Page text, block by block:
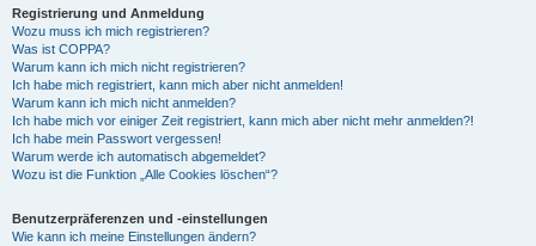
Registrierung und Anmeldung
Wozu muss ich mich registrieren?
Was ist COPPA?
Warum kann ich mich nicht registrieren?
Ich habe mich registriert, kann mich aber nicht anmelden!
Warum kann ich mich nicht anmelden?
Ich habe mich vor einiger Zeit registriert, kann mich aber nicht mehr anmelden?!
Ich habe mein Passwort vergessen!
Warum werde ich automatisch abgemeldet?
Wozu ist die Funktion „Alle Cookies löschen“?
Benutzerpräferenzen und -einstellungen
Wie kann ich meine Einstellungen ändern?